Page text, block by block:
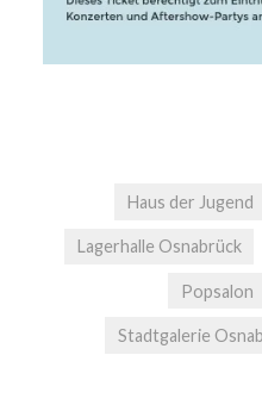
Haus der Jugend
Lagerhalle Osnabrück
Popsalon
Stadtgalerie